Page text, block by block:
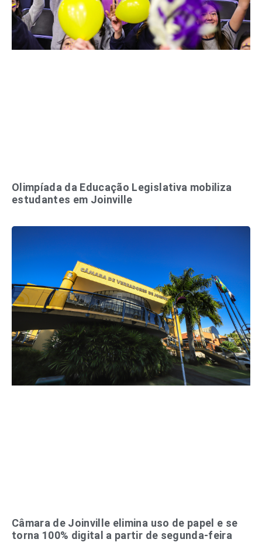
Olimpíada da Educação Legislativa mobiliza
estudantes em Joinville
Câmara de Joinville elimina uso de papel e se
torna 100% digital a partir de segunda-feira